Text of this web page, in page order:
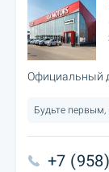
Официальный
Будьте первым,
+7